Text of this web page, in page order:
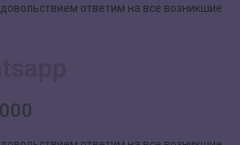
ответим на все возникшие